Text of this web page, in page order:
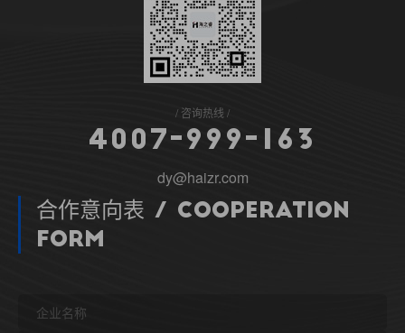
咨询热线
4 0 0 7- 9 9 9 - 6 3
dy@haizr.com
合作意向表 / Cooperation
Form